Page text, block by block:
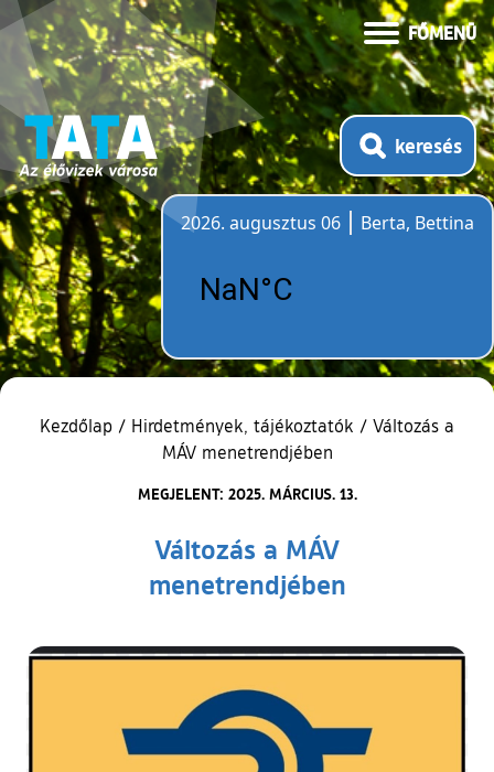
FŐMENÜ
keresés
2026. augusztus 06
Berta, Bettina
Kezdőlap / Hirdetmények, tájékoztatók / Változás a
MÁV menetrendjében
MEGJELENT: 2025. MÁRCIUS. 13.
Változás a MÁV
menetrendjében